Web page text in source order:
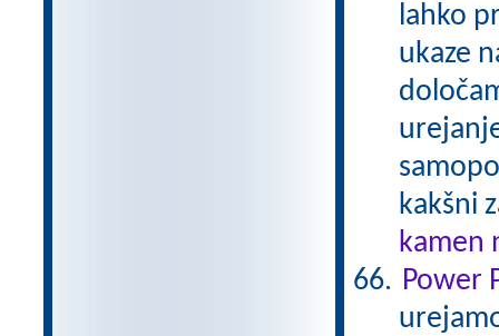
lahko
ukaze
kakšni
kamen
Power